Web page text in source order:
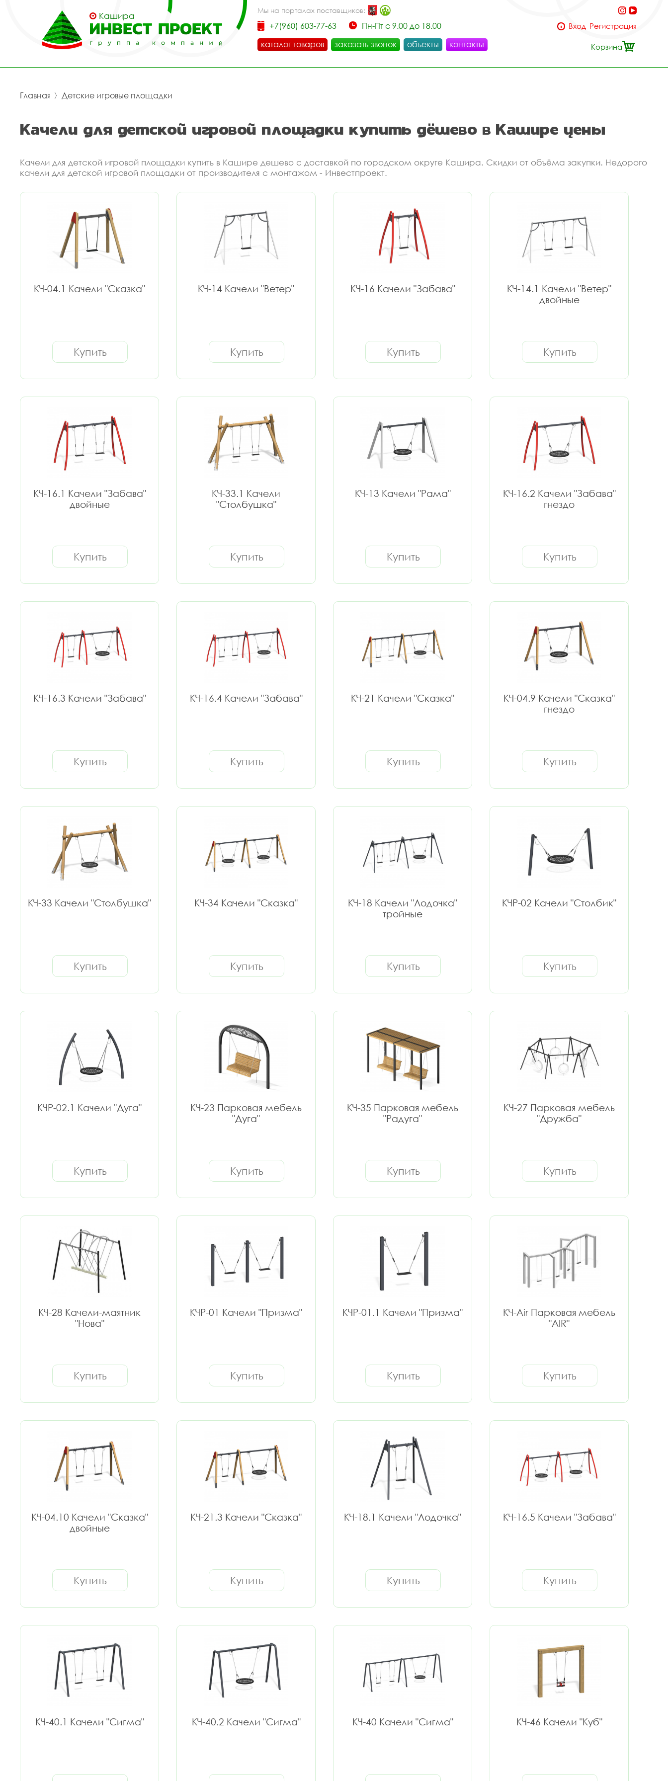
Кашира
Мы на порталах поставщиков:
+7(960) 603-77-63
Пн-Пт с 9.00 до 18.00
каталог товаров
заказать звонок объекты контакты
Вход Регистрация
Корзина
Главная 〉 Детские игровые площадки
Качели для детской игровой площадки купить дёшево в Кашире цены
Качели для детской игровой площадки купить в Кашире дешево с доставкой по городском округе Кашира. Скидки от объёма закупки. Недорого
качели для детской игровой площадки от производителя с монтажом - Инвестпроект.
КЧ-04.1 Качели "Сказка"
Купить
КЧ-14 Качели "Ветер"
Купить
КЧ-16 Качели "Забава"
Купить
КЧ-14.1 Качели "Ветер"
двойные
Купить
КЧ-16.1 Качели "Забава"
двойные
Купить
КЧ-33.1 Качели
"Столбушка"
Купить
КЧ-13 Качели "Рама"
Купить
КЧ-16.2 Качели "Забава"
гнездо
Купить
КЧ-16.3 Качели "Забава"
Купить
КЧ-16.4 Качели "Забава"
Купить
КЧ-21 Качели "Сказка"
Купить
КЧ-04.9 Качели "Сказка"
гнездо
Купить
КЧ-33 Качели "Столбушка"
Купить
КЧ-34 Качели "Сказка"
Купить
КЧ-18 Качели "Лодочка"
тройные
Купить
КЧР-02 Качели "Столбик"
Купить
КЧР-02.1 Качели "Дуга"
Купить
КЧ-23 Парковая мебель
"Дуга"
Купить
КЧ-35 Парковая мебель
"Радуга"
Купить
КЧ-27 Парковая мебель
"Дружба"
Купить
КЧ-28 Качели-маятник
"Нова"
Купить
КЧР-01 Качели "Призма"
Купить
КЧР-01.1 Качели "Призма"
Купить
КЧ-Air Парковая мебель
"AIR"
Купить
КЧ-04.10 Качели "Сказка"
двойные
Купить
КЧ-21.3 Качели "Сказка"
Купить
КЧ-18.1 Качели "Лодочка"
Купить
КЧ-16.5 Качели "Забава"
Купить
КЧ-40.1 Качели "Сигма" КЧ-40.2 Качели "Сигма" КЧ-40 Качели "Сигма" КЧ-46 Качели "Куб"